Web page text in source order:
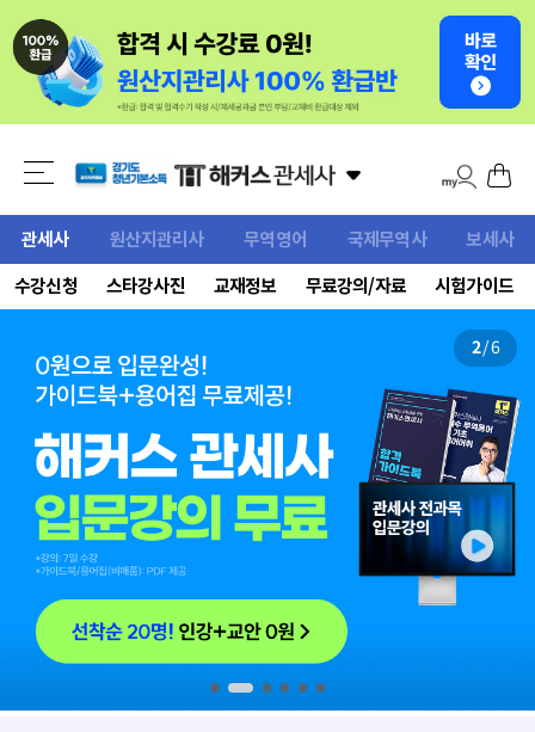
관세사 원산지관리사 무역영어 국제무역사 보세사
수강신청 스타강사진 교재정보 무료강의/자료 시험가이드
1 2 3 4 5 6
2/6